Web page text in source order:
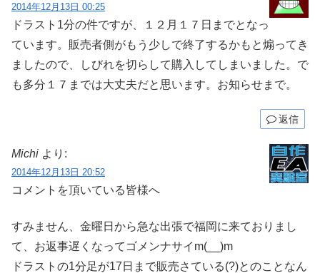
2014年12月13日 00:25
ドラスト1分の件ですが、１２月１７日までとなっ
ています。販売者側がもう少しで終了するかもと煽ってき
ましたので、しびれを切らして購入してしまいました。で
も多分１７までは大丈夫だと思います。お知らせまで。
返信
Michi より:
2014年12月13日 20:52
コメントを頂いている皆様へ
すみません、金曜日から急な出張で福岡に来ておりまし
て、お返事遅くなってゴメンナサイm(__)m
ドラストの1分足が17日まで販売さている(?)とのことなん